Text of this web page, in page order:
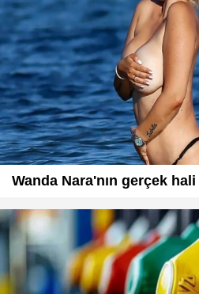
Wanda Nara'nın gerçek